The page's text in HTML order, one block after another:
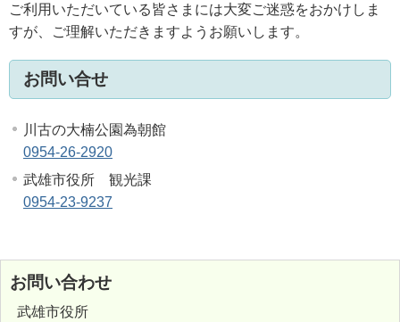
ご利用いただいている皆さまには大変ご迷惑をおかけしま
すが、ご理解いただきますようお願いします。
お問い合せ
川古の大楠公園為朝館
0954-26-2920
武雄市役所 観光課
0954-23-9237
お問い合わせ
武雄市役所